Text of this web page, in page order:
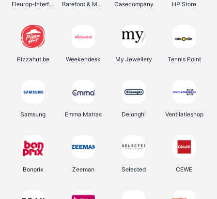
Fleurop-Interflora Barefoot & More Casecompany HP Store
Pizzahut.be Weekendesk My Jewellery Tennis Point
Samsung Emma Matras Delonghi Ventilatieshop
Bonprix Zeeman Selected CEWE